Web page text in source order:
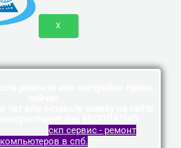
X
скп сервис - ремонт
компьютеров в спб.